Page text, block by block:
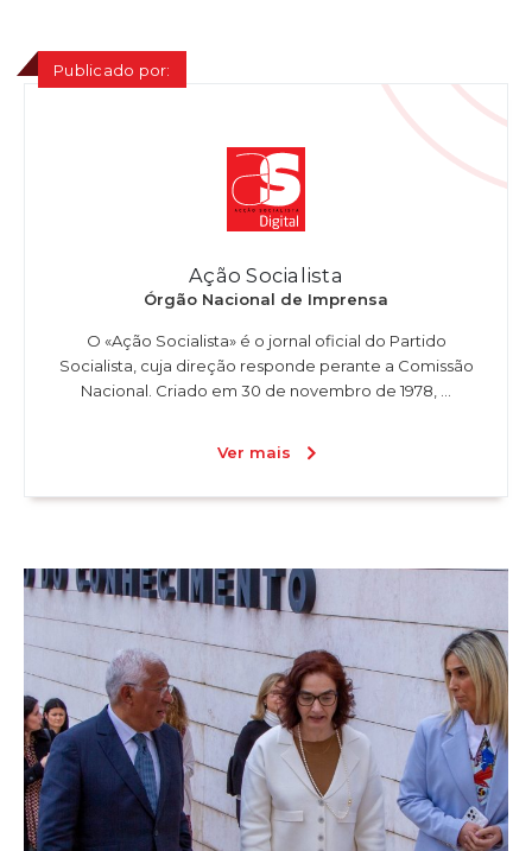
Publicado por:
Ação Socialista
Órgão Nacional de Imprensa
O «Ação Socialista» é o jornal oficial do Partido
Socialista, cuja direção responde perante a Comissão
Nacional. Criado em 30 de novembro de 1978, ...
Ver mais